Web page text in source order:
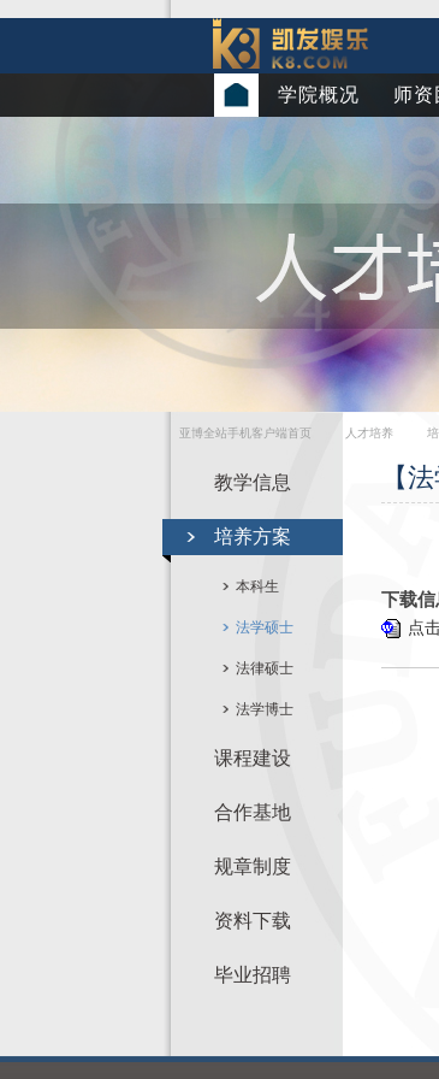
学院概况 师资
亚博全站手机客户端首页 人才培养
教学信息
培养方案
本科生
法学硕士
法律硕士
法学博士
课程建设
合作基地
规章制度
资料下载
毕业招聘
【
下载信
点